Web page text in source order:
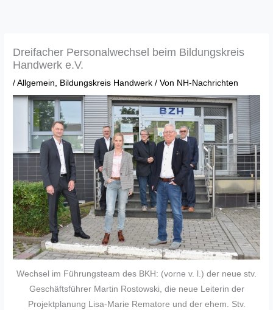
Dreifacher Personalwechsel beim Bildungskreis
Handwerk e.V.
/Allgemein, Bildungskreis Handwerk / Von NH-Nachrichten
Wechsel im Führungsteam des BKH: (vorne v. l.) der neue stv.
Geschäftsführer Martin Rostowski, die neue Leiterin der
Projektplanung Lisa-Marie Rematore und der ehem. Stv.